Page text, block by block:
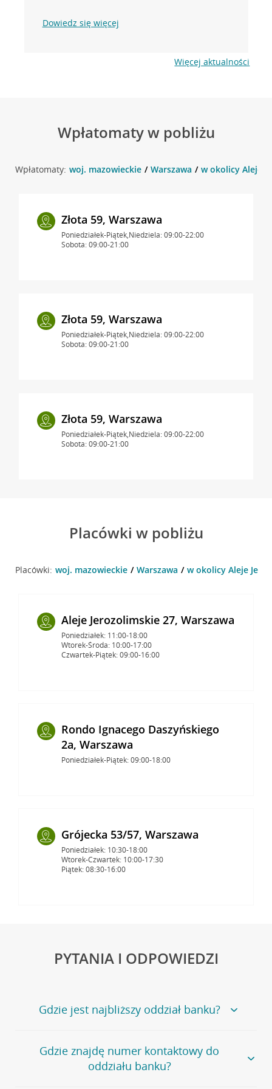
Dowiedz się więcej
Więcej aktualności
Wpłatomaty w pobliżu
Wpłatomaty: woj. mazowieckie Warszawa w okolicy Aleje
Złota 59, Warszawa
Poniedziałek-Piątek,Niedziela: 09:00-22:00
Sobota: 09:00-21:00
Złota 59, Warszawa
Poniedziałek-Piątek,Niedziela: 09:00-22:00
Sobota: 09:00-21:00
Złota 59, Warszawa
Poniedziałek-Piątek,Niedziela: 09:00-22:00
Sobota: 09:00-21:00
Placówki w pobliżu
Placówki: woj. mazowieckie Warszawa w okolicy Aleje
Aleje Jerozolimskie 27, Warszawa
Poniedziałek: 11:00-18:00
Wtorek-Środa: 10:00-17:00
Czwartek-Piątek: 09:00-16:00
Rondo Ignacego Daszyńskiego
2a, Warszawa
Poniedziałek-Piątek: 09:00-18:00
Grójecka 53/57, Warszawa
Poniedziałek: 10:30-18:00
Wtorek-Czwartek: 10:00-17:30
Piątek: 08:30-16:00
PYTANIA I ODPOWIEDZI
Gdzie jest najbliższy oddział banku?
Jeśli szukasz oddziału naszego banku, zapraszamy na
stronęPlacówki i bankomaty, na której znajduje się
wygodna wyszukiwarka.
Gdzie znajdę numer kontaktowy do
oddziału banku?